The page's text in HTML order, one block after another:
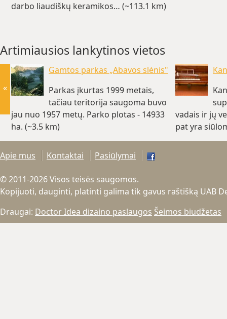
darbo liaudiškų keramikos… (~113.1 km)
Artimiausios lankytinos vietos
Gamtos parkas „Abavos slėnis"
Parkas įkurtas 1999 metais,
tačiau teritorija saugoma buvo
jau nuo 1957 metų. Parko plotas - 14933
ha. (~3.5 km)
vadais ir jų
pat yra
«
Apie mus Kontaktai Pasiūlymai
© 2011-2026 Visos teisės saugomos.
Kopijuoti, dauginti, platinti galima tik gavus raštišką UAB
Draugai: Doctor Idea dizaino paslaugos Šeimos biudžetas